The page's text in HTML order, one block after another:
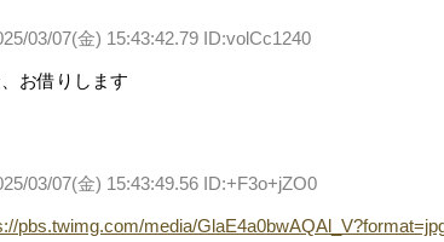
03/07(金) 15:43:42.79 ID:volCc1240
お借りします
03/07(金) 15:43:49.56 ID:+F3o+jZO0
pbs.twimg.com/media/